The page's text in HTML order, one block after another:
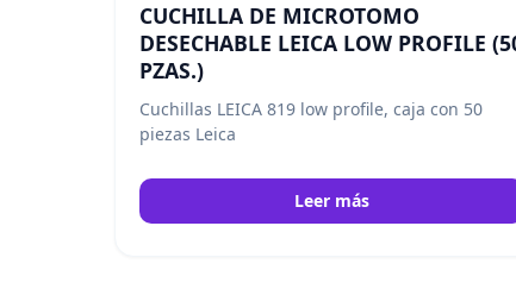
CUCHILLA DE MICROTOMO
DESECHABLE LEICA LOW PROFILE
PZAS.)
Cuchillas LEICA 819 low profile, caja con 50
piezas Leica
Leer más